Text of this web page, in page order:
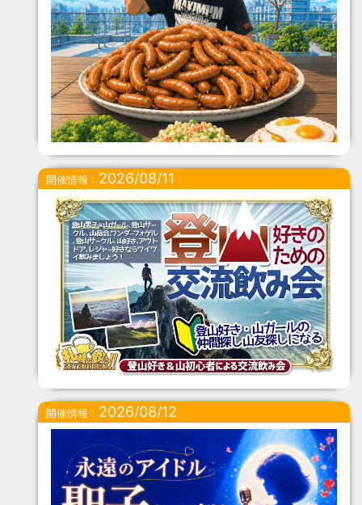
開催情報： 2026/08/11
開催情報： 2026/08/12